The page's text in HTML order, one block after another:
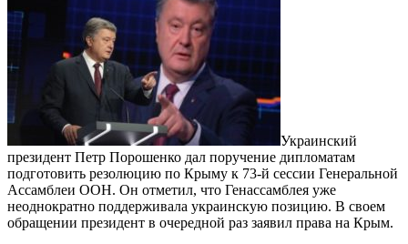
Украинский
президент Петр Порошенко дал поручение дипломатам
подготовить резолюцию по Крыму к 73-й сессии Генеральной
Ассамблеи ООН. Он отметил, что Генассамблея уже
неоднократно поддерживала украинскую позицию. В своем
обращении президент в очередной раз заявил права на Крым.